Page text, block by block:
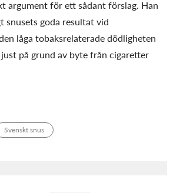
argument för ett sådant förslag. Han
snusets goda resultat vid
låga tobaksrelaterade dödligheten
på grund av byte från cigaretter
Svenskt snus